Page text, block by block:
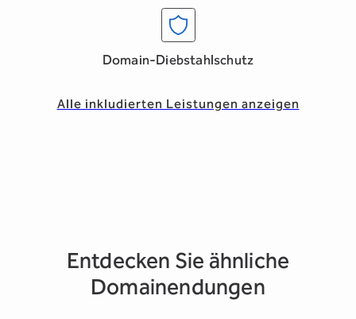
Domain-Diebstahlschutz
Alle inkludierten Leistungen anzeigen
Entdecken Sie ähnliche
Domainendungen